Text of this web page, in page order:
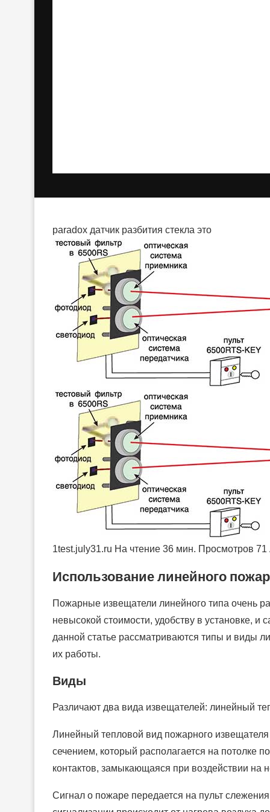
paradox датчик разбития стекла это
1test.july31.ru На чтение 36 мин. Просмотров
Использование линейного
Пожарные извещатели линейного типа очень
невысокой стоимости, удобству в установке,
данной статье рассматриваются типы и виды
их работы.
Виды
Различают два вида извещателей: линейный
Линейный тепловой вид пожарного
сечением, который располагается на потолке
контактов, замыкающаяся при воздействии на
Сигнал о пожаре передается на пульт